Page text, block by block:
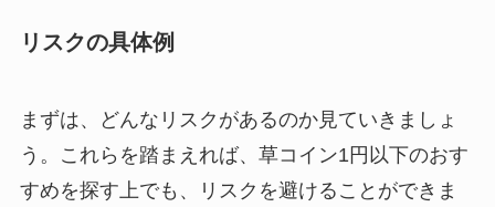
リスクの具体例
まずは、どんなリスクがあるのか見ていきましょ
う。これらを踏まえれば、草コイン1円以下のおす
すめを探す上でも、リスクを避けることができま